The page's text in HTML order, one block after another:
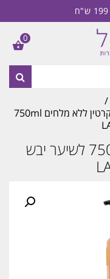
/
/ שמפו קרטין ללא מלחים 750ml
שמפו קרטין ללא מלחים 750ml לשיער יבש
0